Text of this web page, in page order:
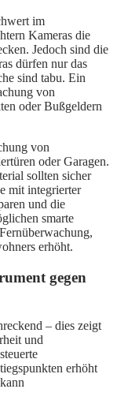
im
Kameras die
Jedoch sind die
dürfen nur das
sind tabu. Ein
von
oder Bußgeldern
von
oder Garagen.
sollten sicher
mit integrierter
und die
smarte
erhöht.
gegen
– dies zeigt
und
erhöht